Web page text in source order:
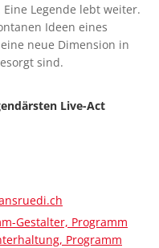
Legende lebt weiter.
Ideen eines
neue Dimension in
sind.
Live-Act
Gestalter, Programm
Programm